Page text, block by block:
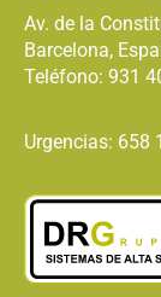
Av. de la
Barcelona,
Teléfono: 931
Urgencias: 658